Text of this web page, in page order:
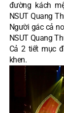
đường kách
NSUT Quang
Người gác cả
NSUT Quang
Cả 2 tiết mục
khen.